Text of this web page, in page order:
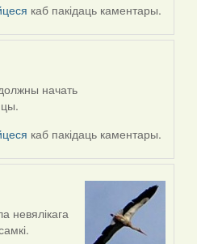
каб пакідаць каментары.
начать
каб пакідаць каментары.
невялікага